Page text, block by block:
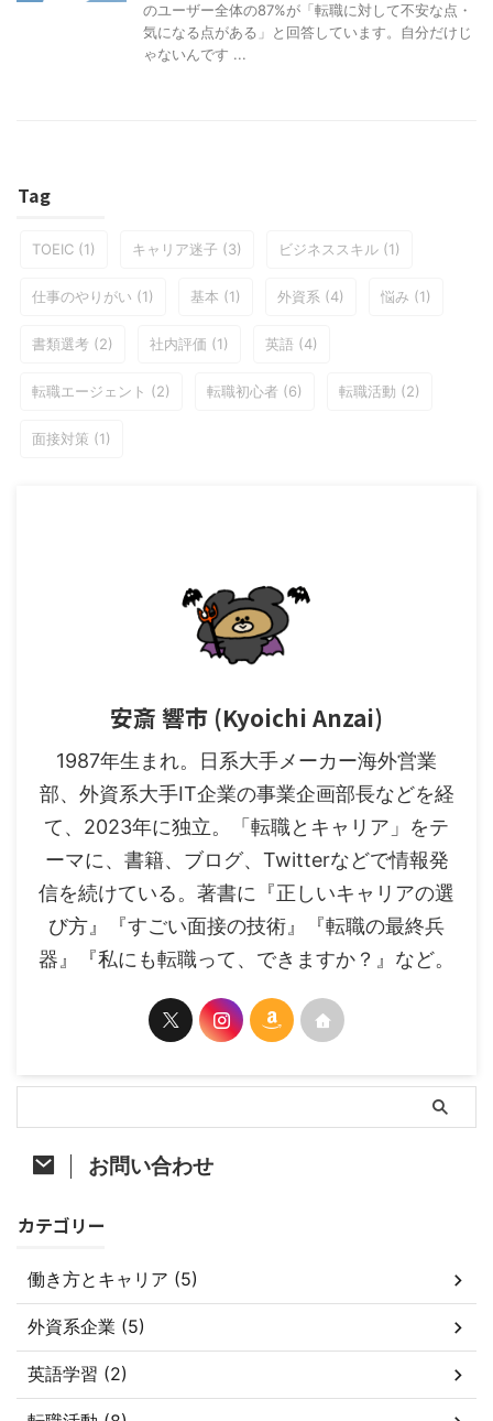
のユーザー全体の87%が「転職に対して不安な点・
気になる点がある」と回答しています。自分だけじ
ゃないんです ...
Tag
TOEIC (1) キャリア迷子 (3) ビジネススキル (1)
仕事のやりがい (1) 基本 (1) 外資系 (4) 悩み (1)
書類選考 (2) 社内評価 (1) 英語 (4)
転職エージェント (2) 転職初心者 (6) 転職活動 (2)
面接対策 (1)
安斎 響市 (Kyoichi Anzai)
1987年生まれ。日系大手メーカー海外営業
部、外資系大手IT企業の事業企画部長などを経
て、2023年に独立。「転職とキャリア」をテ
ーマに、書籍、ブログ、Twitterなどで情報発
信を続けている。著書に『正しいキャリアの選
び方』『すごい面接の技術』『転職の最終兵
器』『私にも転職って、できますか？』など。
お問い合わせ
カテゴリー
働き方とキャリア (5)
外資系企業 (5)
英語学習 (2)